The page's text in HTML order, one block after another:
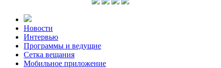
Новости
Интервью
Программы и ведущие
Сетка вещания
Мобильное приложение